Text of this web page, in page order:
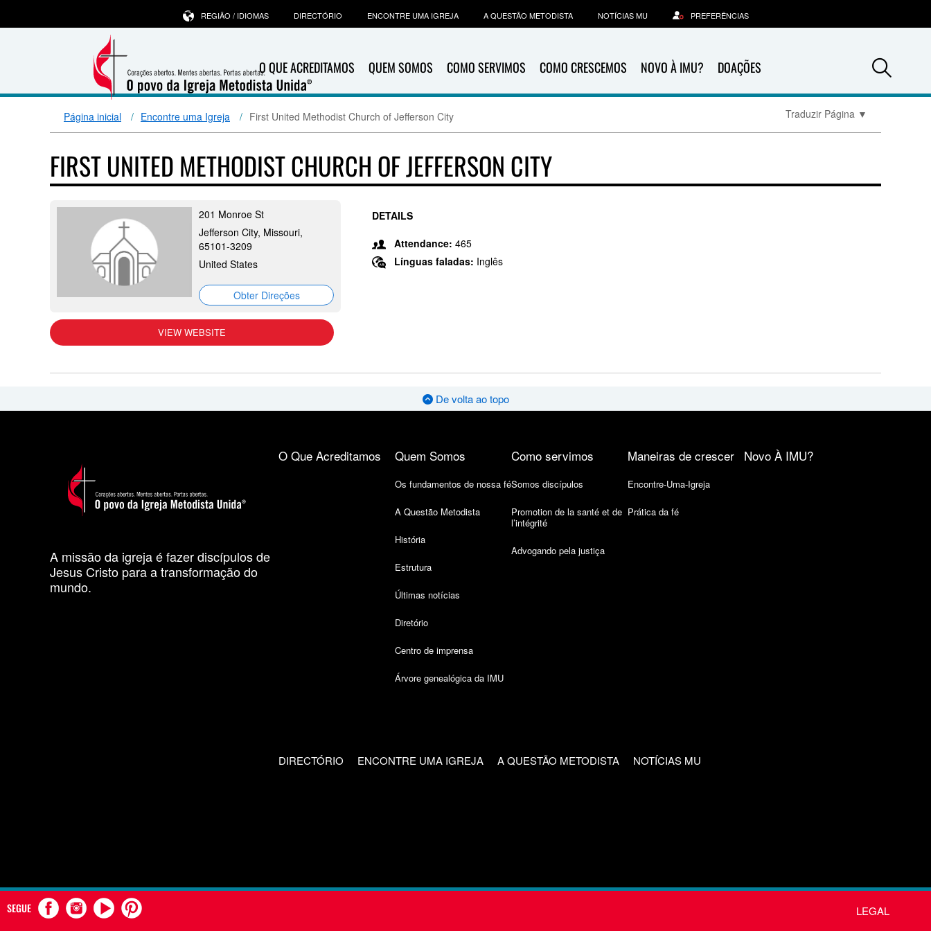
O QUE ACREDITAMOS QUEM SOMOS COMO SERVIMOS COMO CRESCEMOS NOVO À IMU? DOAÇÕES
REGIÃO / IDIOMAS DIRECTÓRIO ENCONTRE UMA IGREJA A QUESTÃO METODISTA NOTÍCIAS MU PREFERÊNCIAS
Página inicial Encontre uma Igreja First United Methodist Church of Jefferson City Traduzir Página ▼
FIRST UNITED METHODIST CHURCH OF JEFFERSON CITY
201 Monroe St
Jefferson City, Missouri,
65101-3209
United States
Obter Direções
VIEW WEBSITE
DETAILS
Attendance: 465
Línguas faladas: Inglês
De volta ao topo
A missão da igreja é fazer discípulos de
Jesus Cristo para a transformação do
mundo.
O Que Acreditamos Quem Somos
Os fundamentos de nossa fé
A Questão Metodista
História
Estrutura
Últimas notícias
Diretório
Centro de imprensa
Árvore genealógica da IMU
Como servimos
Somos discípulos
Promotion de la santé et de
l’intégrité
Advogando pela justiça
Maneiras de crescer
Encontre-Uma-Igreja
Prática da fé
Novo À IMU?
DIRECTÓRIO ENCONTRE UMA IGREJA A QUESTÃO METODISTA NOTÍCIAS MU
SEGUE LEGAL